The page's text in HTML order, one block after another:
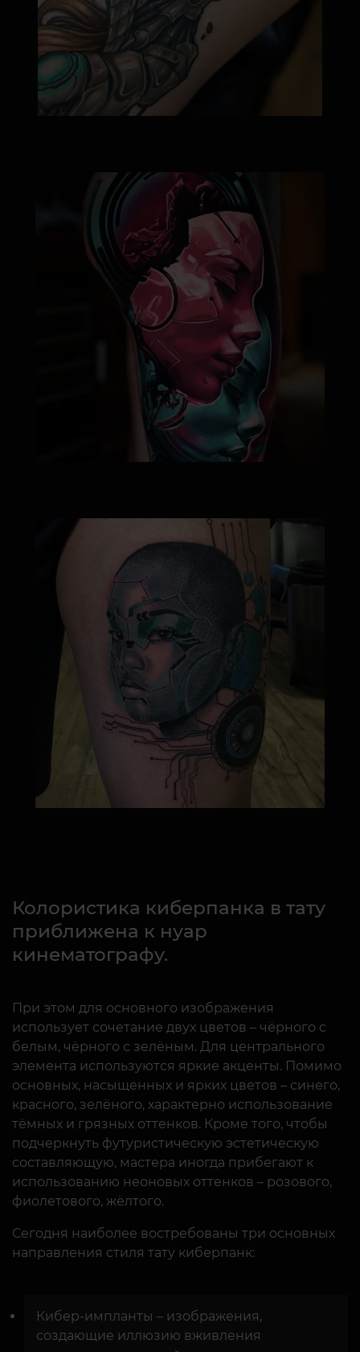
Колористика киберпанка в тату
приближена к нуар
кинематографу.
При этом для основного изображения
использует сочетание двух цветов – чёрного с
белым, чёрного с зелёным. Для центрального
элемента используются яркие акценты. Помимо
основных, насыщенных и ярких цветов – синего,
красного, зелёного, характерно использование
тёмных и грязных оттенков. Кроме того, чтобы
подчеркнуть футуристическую эстетическую
составляющую, мастера иногда прибегают к
использованию неоновых оттенков – розового,
фиолетового, жёлтого.
Сегодня наиболее востребованы три основных
направления стиля тату киберпанк:
Кибер-импланты – изображения,
создающие иллюзию вживления